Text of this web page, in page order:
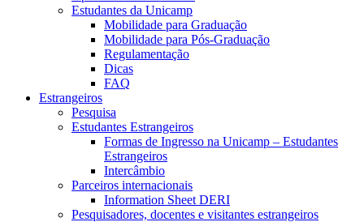
Estudantes da Unicamp
Mobilidade para Graduação
Mobilidade para Pós-Graduação
Regulamentação
Dicas
FAQ
Estrangeiros
Pesquisa
Estudantes Estrangeiros
Formas de Ingresso na Unicamp – Estudantes
Estrangeiros
Intercâmbio
Parceiros internacionais
Information Sheet DERI
Pesquisadores, docentes e visitantes estrangeiros